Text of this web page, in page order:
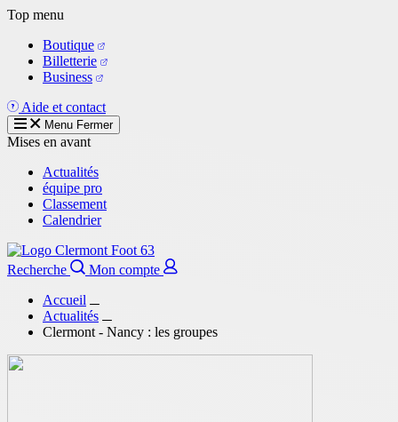
Aller
contenu
principal
Top menu
Boutique
Billetterie
Business
Aide et contact
Menu Fermer
Mises en avant
Actualités
équipe pro
Classement
Calendrier
Recherche
Mon compte
Accueil
Actualités
Clermont - Nancy : les groupes